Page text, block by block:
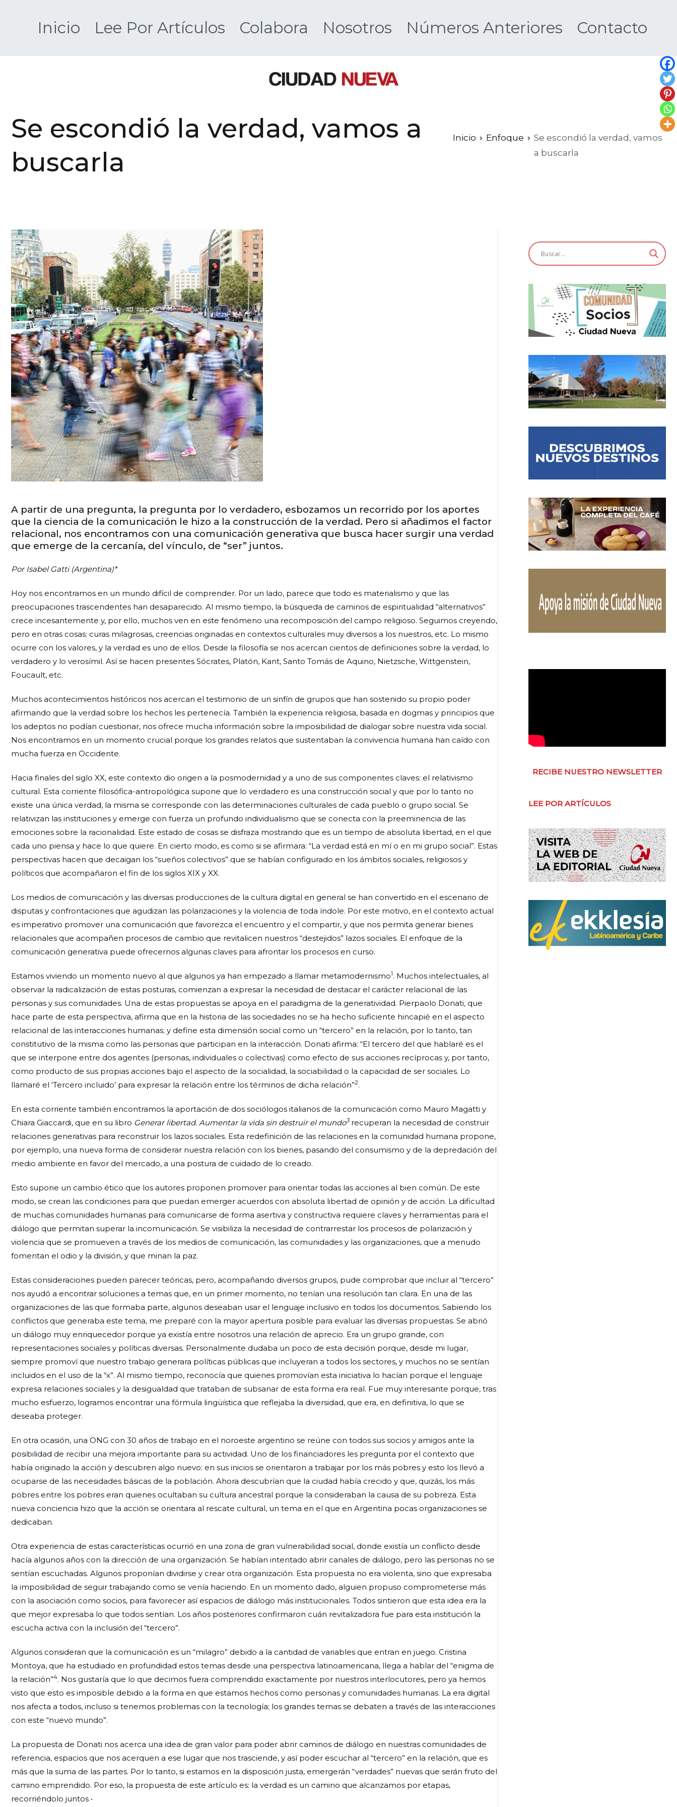
Inicio Lee Por Artículos Colabora Nosotros Números Anteriores Contacto
Se escondió la verdad, vamos a
buscarla
Inicio Enfoque
Se escondió la verdad, vamos
a buscarla
A partir de una pregunta, la pregunta por lo verdadero, esbozamos un recorrido por los aportes
que la ciencia de la comunicación le hizo a la construcción de la verdad. Pero si añadimos el factor
relacional, nos encontramos con una comunicación generativa que busca hacer surgir una verdad
que emerge de la cercanía, del vínculo, de “ser” juntos.
Por Isabel Gatti (Argentina)*
Hoy nos encontramos en un mundo difícil de comprender. Por un lado, parece que todo es materialismo y que las
preocupaciones trascendentes han desaparecido. Al mismo tiempo, la búsqueda de caminos de espiritualidad “alternativos”
crece incesantemente y, por ello, muchos ven en este fenómeno una recomposición del campo religioso. Seguimos creyendo,
pero en otras cosas: curas milagrosas, creencias originadas en contextos culturales muy diversos a los nuestros, etc. Lo mismo
ocurre con los valores, y la verdad es uno de ellos. Desde la filosofía se nos acercan cientos de definiciones sobre la verdad, lo
verdadero y lo verosímil. Así se hacen presentes Sócrates, Platón, Kant, Santo Tomás de Aquino, Nietzsche, Wittgenstein,
Foucault, etc.
Muchos acontecimientos históricos nos acercan el testimonio de un sinfín de grupos que han sostenido su propio poder
afirmando que la verdad sobre los hechos les pertenecía. También la experiencia religiosa, basada en dogmas y principios que
los adeptos no podían cuestionar, nos ofrece mucha información sobre la imposibilidad de dialogar sobre nuestra vida social.
Nos encontramos en un momento crucial porque los grandes relatos que sustentaban la convivencia humana han caído con
mucha fuerza en Occidente.
Hacia finales del siglo XX, este contexto dio origen a la posmodernidad y a uno de sus componentes claves: el relativismo
cultural. Esta corriente filosófica-antropológica supone que lo verdadero es una construcción social y que por lo tanto no
existe una única verdad, la misma se corresponde con las determinaciones culturales de cada pueblo o grupo social. Se
relativizan las instituciones y emerge con fuerza un profundo individualismo que se conecta con la preeminencia de las
emociones sobre la racionalidad. Este estado de cosas se disfraza mostrando que es un tiempo de absoluta libertad, en el que
cada uno piensa y hace lo que quiere. En cierto modo, es como si se afirmara: “La verdad está en mí o en mi grupo social”. Estas
perspectivas hacen que decaigan los “sueños colectivos” que se habían configurado en los ámbitos sociales, religiosos y
políticos que acompañaron el fin de los siglos XIX y XX.
Los medios de comunicación y las diversas producciones de la cultura digital en general se han convertido en el escenario de
disputas y confrontaciones que agudizan las polarizaciones y la violencia de toda índole. Por este motivo, en el contexto actual
es imperativo promover una comunicación que favorezca el encuentro y el compartir, y que nos permita generar bienes
relacionales que acompañen procesos de cambio que revitalicen nuestros “destejidos” lazos sociales. El enfoque de la
comunicación generativa puede ofrecernos algunas claves para afrontar los procesos en curso.
Estamos viviendo un momento nuevo al que algunos ya han empezado a llamar metamodernismo1. Muchos intelectuales, al
observar la radicalización de estas posturas, comienzan a expresar la necesidad de destacar el carácter relacional de las
personas y sus comunidades. Una de estas propuestas se apoya en el paradigma de la generatividad. Pierpaolo Donati, que
hace parte de esta perspectiva, afirma que en la historia de las sociedades no se ha hecho suficiente hincapié en el aspecto
relacional de las interacciones humanas; y define esta dimensión social como un “tercero” en la relación, por lo tanto, tan
constitutivo de la misma como las personas que participan en la interacción. Donati afirma: “El tercero del que hablaré es el
que se interpone entre dos agentes (personas, individuales o colectivas) como efecto de sus acciones recíprocas y, por tanto,
como producto de sus propias acciones bajo el aspecto de la socialidad, la sociabilidad o la capacidad de ser sociales. Lo
llamaré el ‘Tercero incluido’ para expresar la relación entre los términos de dicha relación”2.
En esta corriente también encontramos la aportación de dos sociólogos italianos de la comunicación como Mauro Magatti y
Chiara Giaccardi, que en su libro Generar libertad. Aumentar la vida sin destruir el mundo3recuperan la necesidad de construir
relaciones generativas para reconstruir los lazos sociales. Esta redefinición de las relaciones en la comunidad humana propone,
por ejemplo, una nueva forma de considerar nuestra relación con los bienes, pasando del consumismo y de la depredación del
medio ambiente en favor del mercado, a una postura de cuidado de lo creado.
Esto supone un cambio ético que los autores proponen promover para orientar todas las acciones al bien común. De este
modo, se crean las condiciones para que puedan emerger acuerdos con absoluta libertad de opinión y de acción. La dificultad
de muchas comunidades humanas para comunicarse de forma asertiva y constructiva requiere claves y herramientas para el
diálogo que permitan superar la incomunicación. Se visibiliza la necesidad de contrarrestar los procesos de polarización y
violencia que se promueven a través de los medios de comunicación, las comunidades y las organizaciones, que a menudo
fomentan el odio y la división, y que minan la paz.
Estas consideraciones pueden parecer teóricas, pero, acompañando diversos grupos, pude comprobar que incluir al “tercero”
nos ayudó a encontrar soluciones a temas que, en un primer momento, no tenían una resolución tan clara. En una de las
organizaciones de las que formaba parte, algunos deseaban usar el lenguaje inclusivo en todos los documentos. Sabiendo los
conflictos que generaba este tema, me preparé con la mayor apertura posible para evaluar las diversas propuestas. Se abrió
un diálogo muy enriquecedor porque ya existía entre nosotros una relación de aprecio. Era un grupo grande, con
representaciones sociales y políticas diversas. Personalmente dudaba un poco de esta decisión porque, desde mi lugar,
siempre promoví que nuestro trabajo generara políticas públicas que incluyeran a todos los sectores, y muchos no se sentían
incluidos en el uso de la “x”. Al mismo tiempo, reconocía que quienes promovían esta iniciativa lo hacían porque el lenguaje
expresa relaciones sociales y la desigualdad que trataban de subsanar de esta forma era real. Fue muy interesante porque, tras
mucho esfuerzo, logramos encontrar una fórmula lingüística que reflejaba la diversidad, que era, en definitiva, lo que se
deseaba proteger.
En otra ocasión, una ONG con 30 años de trabajo en el noroeste argentino se reúne con todos sus socios y amigos ante la
posibilidad de recibir una mejora importante para su actividad. Uno de los financiadores les pregunta por el contexto que
había originado la acción y descubren algo nuevo: en sus inicios se orientaron a trabajar por los más pobres y esto los llevó a
ocuparse de las necesidades básicas de la población. Ahora descubrían que la ciudad había crecido y que, quizás, los más
pobres entre los pobres eran quienes ocultaban su cultura ancestral porque la consideraban la causa de su pobreza. Esta
nueva conciencia hizo que la acción se orientara al rescate cultural, un tema en el que en Argentina pocas organizaciones se
dedicaban.
Otra experiencia de estas características ocurrió en una zona de gran vulnerabilidad social, donde existía un conflicto desde
hacía algunos años con la dirección de una organización. Se habían intentado abrir canales de diálogo, pero las personas no se
sentían escuchadas. Algunos proponían dividirse y crear otra organización. Esta propuesta no era violenta, sino que expresaba
la imposibilidad de seguir trabajando como se venía haciendo. En un momento dado, alguien propuso comprometerse más
con la asociación como socios, para favorecer así espacios de diálogo más institucionales. Todos sintieron que esta idea era la
que mejor expresaba lo que todos sentían. Los años posteriores confirmaron cuán revitalizadora fue para esta institución la
escucha activa con la inclusión del “tercero”.
Algunos consideran que la comunicación es un “milagro” debido a la cantidad de variables que entran en juego. Cristina
Montoya, que ha estudiado en profundidad estos temas desde una perspectiva latinoamericana, llega a hablar del “enigma de
la relación”4. Nos gustaría que lo que decimos fuera comprendido exactamente por nuestros interlocutores, pero ya hemos
visto que esto es imposible debido a la forma en que estamos hechos como personas y comunidades humanas. La era digital
nos afecta a todos, incluso si tenemos problemas con la tecnología; los grandes temas se debaten a través de las interacciones
con este “nuevo mundo”.
La propuesta de Donati nos acerca una idea de gran valor para poder abrir caminos de diálogo en nuestras comunidades de
referencia, espacios que nos acerquen a ese lugar que nos trasciende, y así poder escuchar al “tercero” en la relación, que es
más que la suma de las partes. Por lo tanto, si estamos en la disposición justa, emergerán “verdades” nuevas que serán fruto del
camino emprendido. Por eso, la propuesta de este artículo es: la verdad es un camino que alcanzamos por etapas,
recorriéndolo juntos •
RECIBE NUESTRO NEWSLETTER
LEE POR ARTÍCULOS